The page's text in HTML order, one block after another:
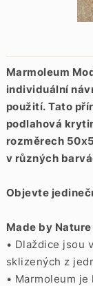
Marmoleum
individuální
použití. Tato
podlahová
rozměrech
v různých
Objevte
Made by Nature
• Dlaždice jsou
sklizených z
• Marmoleum